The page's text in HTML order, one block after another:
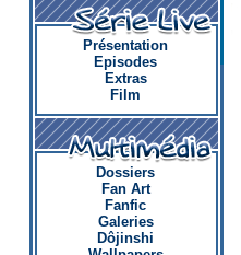
Présentation
Episodes
Extras
Film
Dossiers
Fan Art
Fanfic
Galeries
Dôjinshi